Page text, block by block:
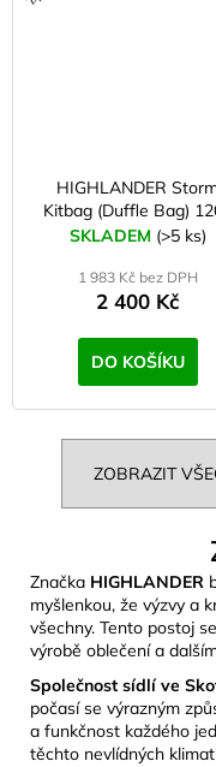
HIGHLANDER
Kitbag (Duffle Bag)
Taška modrá
SKLADEM (>5 ks)
1 983 Kč bez DPH
2 400 Kč
DO KOŠÍKU
ZOBRAZIT
Značka HIGHLANDER
myšlenkou, že výzvy a
všechny. Tento postoj
výrobě oblečení a
Společnost sídlí ve
počasí se výrazným
a funkčnost každého
těchto nevlídných